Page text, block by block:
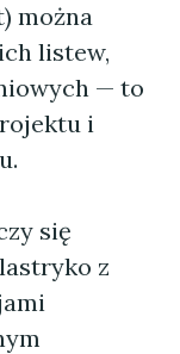
można
listew,
— to
i
się
z